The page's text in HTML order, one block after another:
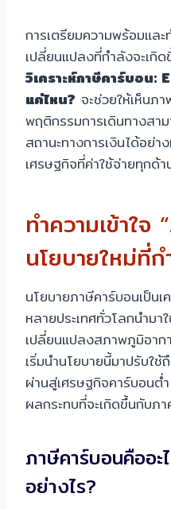
การเตรียมความพร้อมและ
เปลี่ยนแปลงที่กำลังจะเกิ
วิเคราะห์ภาษีคาร์บอน:
แค่ไหน? จะช่วยให้เห็นภ
พฤติกรรมการเดินทางสา
สถานะทางการเงินได้อย่
เศรษฐกิจที่ค่าใช้จ่ายทุกด้
ทำความเข้าใจ
นโยบายใหม่ที่
นโยบายภาษีคาร์บอนเป็น
หลายประเทศทั่วโลกนำม
เปลี่ยนแปลงสภาพภูมิอาก
เริ่มนำนโยบายนี้มาปรับใ
ผ่านสู่เศรษฐกิจคาร์บอนต่
ผลกระทบที่จะเกิดขึ้นกับภ
ภาษีคาร์บอนคืออะ
อย่างไร?